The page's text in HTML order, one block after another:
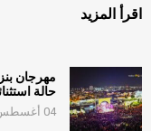
اقرأ المزيد
مهرجان
حالة
04 أغسطس 2026